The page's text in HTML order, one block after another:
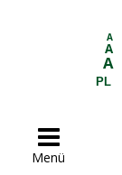
A
A
A
PL

Menü